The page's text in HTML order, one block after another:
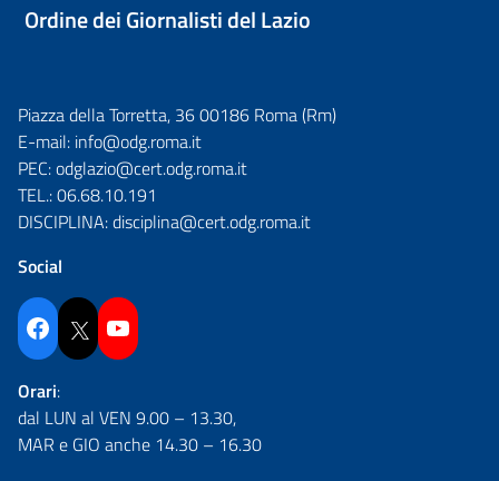
Ordine dei Giornalisti del Lazio
Piazza della Torretta, 36 00186 Roma (Rm)
E-mail: info@odg.roma.it
PEC:odglazio@cert.odg.roma.it
TEL.:06.68.10.191
DISCIPLINA:disciplina@cert.odg.roma.it
Social
Facebook Twitter YouTube
Orari:
dal LUN al VEN 9.00 – 13.30,
MAR e GIO anche 14.30 – 16.30